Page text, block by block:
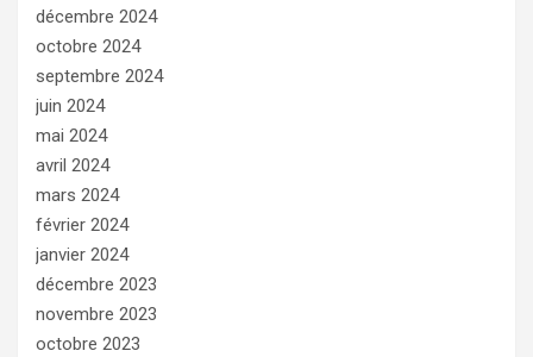
décembre 2024
octobre 2024
septembre 2024
juin 2024
mai 2024
avril 2024
mars 2024
février 2024
janvier 2024
décembre 2023
novembre 2023
octobre 2023